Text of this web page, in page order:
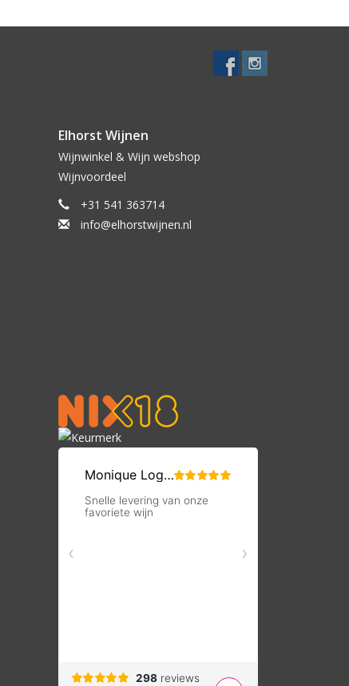
Elhorst Wijnen
Wijnwinkel & Wijn webshop
Wijnvoordeel
+31 541 363714
info@elhorstwijnen.nl